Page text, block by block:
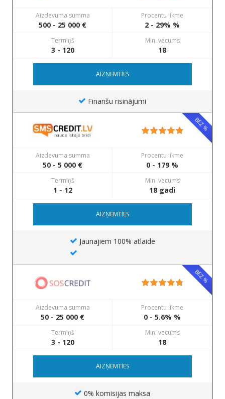
Aizdevuma summa
500 - 25 000 €
Procentu likme
2 - 29% %
Termiņš
3 - 120
Min. vecums
18
AIZŅEMTIES
Finanšu risinājumi
BEZ %
Aizdevuma summa
50 - 5 000 €
Procentu likme
0 - 179 %
Termiņš
1 - 12
Min. vecums
18 gadi
AIZŅEMTIES
Jaunajiem 100% atlaide
BEZ %
Aizdevuma summa
50 - 25 000 €
Procentu likme
0 - 5.6% %
Termiņš
3 - 120
Min. vecums
18
AIZŅEMTIES
0% komisijas maksa